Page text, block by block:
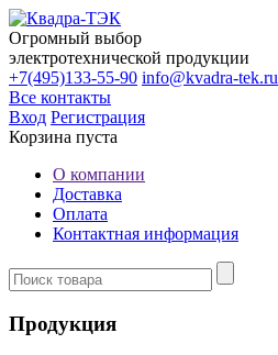
Огромный выбор
электротехнической продукции
+7(495)133-55-90 info@kvadra-tek.ru
Все контакты
Вход Регистрация
Корзина пуста
О компании
Доставка
Оплата
Контактная информация
Продукция